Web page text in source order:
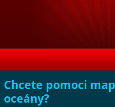
Chcete pomoci
oceány?